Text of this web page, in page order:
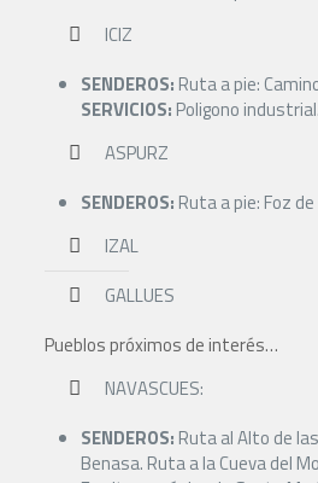
ICIZ
SENDEROS: Ruta a pie:
SERVICIOS: Poligono industrial.
ASPURZ
SENDEROS: Ruta a pie: Foz
IZAL
GALLUES
Pueblos próximos de interés…
NAVASCUES:
SENDEROS: Ruta al Alto de
Benasa. Ruta a la Cueva del